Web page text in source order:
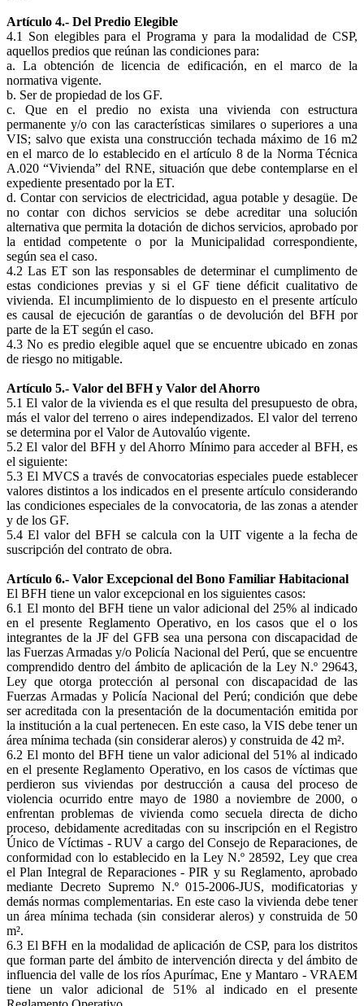
Artículo 4.- Del Predio Elegible
4.1 Son elegibles para el Programa y para la modalidad de CSP,
aquellos predios que reúnan las condiciones para:
a. La obtención de licencia de edificación, en el marco de la
normativa vigente.
b. Ser de propiedad de los GF.
c. Que en el predio no exista una vivienda con estructura
permanente y/o con las características similares o superiores a una
VIS; salvo que exista una construcción techada máximo de 16 m2
en el marco de lo establecido en el artículo 8 de la Norma Técnica
A.020 “Vivienda” del RNE, situación que debe contemplarse en el
expediente presentado por la ET.
d. Contar con servicios de electricidad, agua potable y desagüe. De
no contar con dichos servicios se debe acreditar una solución
alternativa que permita la dotación de dichos servicios, aprobado por
la entidad competente o por la Municipalidad correspondiente,
según sea el caso.
4.2 Las ET son las responsables de determinar el cumplimento de
estas condiciones previas y si el GF tiene déficit cualitativo de
vivienda. El incumplimiento de lo dispuesto en el presente artículo
es causal de ejecución de garantías o de devolución del BFH por
parte de la ET según el caso.
4.3 No es predio elegible aquel que se encuentre ubicado en zonas
de riesgo no mitigable.
Artículo 5.- Valor del BFH y Valor del Ahorro
5.1 El valor de la vivienda es el que resulta del presupuesto de obra,
más el valor del terreno o aires independizados. El valor del terreno
se determina por el Valor de Autovalúo vigente.
5.2 El valor del BFH y del Ahorro Mínimo para acceder al BFH, es
el siguiente:
5.3 El MVCS a través de convocatorias especiales puede establecer
valores distintos a los indicados en el presente artículo considerando
las condiciones especiales de la convocatoria, de las zonas a atender
y de los GF.
5.4 El valor del BFH se calcula con la UIT vigente a la fecha de
suscripción del contrato de obra.
Artículo 6.- Valor Excepcional del Bono Familiar Habitacional
El BFH tiene un valor excepcional en los siguientes casos:
6.1 El monto del BFH tiene un valor adicional del 25% al indicado
en el presente Reglamento Operativo, en los casos que el o los
integrantes de la JF del GFB sea una persona con discapacidad de
las Fuerzas Armadas y/o Policía Nacional del Perú, que se encuentre
comprendido dentro del ámbito de aplicación de la Ley N.º 29643,
Ley que otorga protección al personal con discapacidad de las
Fuerzas Armadas y Policía Nacional del Perú; condición que debe
ser acreditada con la presentación de la documentación emitida por
la institución a la cual pertenecen. En este caso, la VIS debe tener un
área mínima techada (sin considerar aleros) y construida de 42 m².
6.2 El monto del BFH tiene un valor adicional del 51% al indicado
en el presente Reglamento Operativo, en los casos de víctimas que
perdieron sus viviendas por destrucción a causa del proceso de
violencia ocurrido entre mayo de 1980 a noviembre de 2000, o
enfrentan problemas de vivienda como secuela directa de dicho
proceso, debidamente acreditadas con su inscripción en el Registro
Único de Víctimas - RUV a cargo del Consejo de Reparaciones, de
conformidad con lo establecido en la Ley N.º 28592, Ley que crea
el Plan Integral de Reparaciones - PIR y su Reglamento, aprobado
mediante Decreto Supremo N.º 015-2006-JUS, modificatorias y
demás normas complementarias. En este caso la vivienda debe tener
un área mínima techada (sin considerar aleros) y construida de 50
m².
6.3 El BFH en la modalidad de aplicación de CSP, para los distritos
que forman parte del ámbito de intervención directa y del ámbito de
influencia del valle de los ríos Apurímac, Ene y Mantaro - VRAEM
tiene un valor adicional de 51% al indicado en el presente